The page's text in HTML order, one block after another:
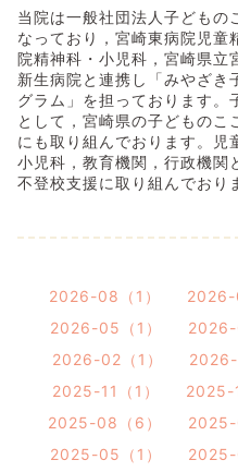
当院は一般社団法人子どもの
なっており，宮崎東病院児童
院精神科・小児科，宮崎県立
新生病院と連携し「みやざき
グラム」を担っております。
として，宮崎県の子どものこ
にも取り組んでおります。児
小児科，教育機関，行政機関
不登校支援に取り組んでおり
2026-08（1） 2026-
2026-05（1）
2026-
2026-02（1）
2026-
2025-11（1）
2025-
2025-08（6）
2025-
2025-05（1）
2025-